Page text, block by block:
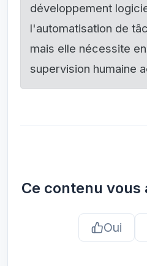
développement
l'automatisation de
mais elle nécessite
supervision humaine
Ce contenu
Oui